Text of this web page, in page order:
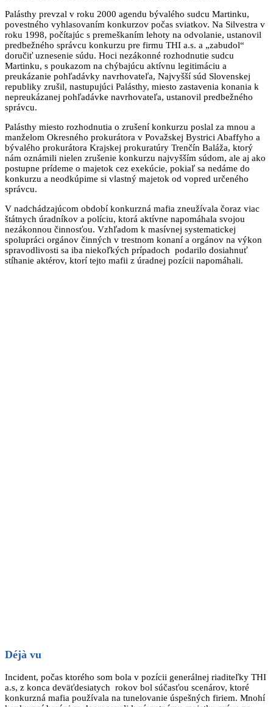
Palásthy prevzal v roku 2000 agendu bývalého sudcu Martinku,
povestného vyhlasovaním konkurzov počas sviatkov. Na Silvestra v
roku 1998, počítajúc s premeškaním lehoty na odvolanie, ustanovil
predbežného správcu konkurzu pre firmu THI a.s. a „zabudol“
doručiť uznesenie súdu. Hoci nezákonné rozhodnutie sudcu
Martinku, s poukazom na chýbajúcu aktívnu legitimáciu a
preukázanie pohľadávky navrhovateľa, Najvyšší súd Slovenskej
republiky zrušil, nastupujúci Palásthy, miesto zastavenia konania k
nepreukázanej pohľadávke navrhovateľa, ustanovil predbežného
správcu.
Palásthy miesto rozhodnutia o zrušení konkurzu poslal za mnou a
manželom Okresného prokurátora v Považskej Bystrici Abaffyho a
bývalého prokurátora Krajskej prokuratúry Trenčín Baláža, ktorý
nám oznámili nielen zrušenie konkurzu najvyšším súdom, ale aj ako
postupne prídeme o majetok cez exekúcie, pokiaľ sa nedáme do
konkurzu a neodkúpime si vlastný majetok od vopred určeného
správcu.
V nadchádzajúcom období konkurzná mafia zneužívala čoraz viac
štátnych úradníkov a políciu, ktorá aktívne napomáhala svojou
nezákonnou činnosťou. Vzhľadom k masívnej systematickej
spolupráci orgánov činných v trestnom konaní a orgánov na výkon
spravodlivosti sa iba niekoľkých prípadoch podarilo dosiahnuť
stíhanie aktérov, ktorí tejto mafii z úradnej pozícii napomáhali.
Déjà vu
Incident, počas ktorého som bola v pozícii generálnej riaditeľky THI
a.s, z konca deväťdesiatych rokov bol súčasťou scenárov, ktoré
konkurzná mafia používala na tunelovanie úspešných firiem. Mnohí